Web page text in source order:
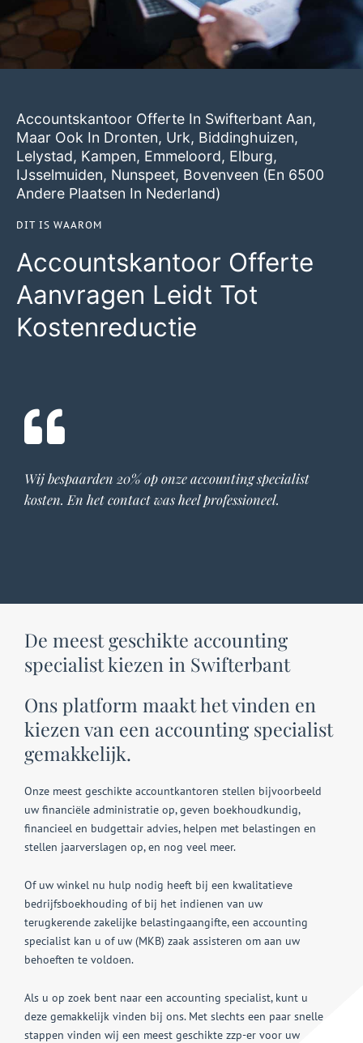
Accountskantoor Offerte In Swifterbant Aan,
Maar Ook In Dronten, Urk, Biddinghuizen,
Lelystad, Kampen, Emmeloord, Elburg,
IJsselmuiden, Nunspeet, Bovenveen (en 6500
Andere Plaatsen In Nederland)
DIT IS WAAROM
Accountskantoor Offerte
Aanvragen Leidt Tot
Kostenreductie
Wij bespaarden 20% op onzeaccounting specialist
kosten. En het contact was heel professioneel.
De meest geschikte accounting
specialist kiezen in Swifterbant
Ons platform maakt het vinden en
kiezen van een accounting specialist
gemakkelijk.
Onze meest geschikte accountkantoren stellen bijvoorbeeld
uw financiële administratie op, geven boekhoudkundig,
financieel en budgettair advies, helpen met belastingen en
stellen jaarverslagen op, en nog veel meer.
Of uw winkel nu hulp nodig heeft bij een kwalitatieve
bedrijfsboekhouding of bij het indienen van uw
terugkerende zakelijke belastingaangifte, een accounting
specialist kan u of uw (MKB) zaak assisteren om aan uw
behoeften te voldoen.
Als u op zoek bent naar een accounting specialist, kunt u
deze gemakkelijk vinden bij ons. Met slechts een paar snelle
stappen vinden wij een meest geschikte zzp-er voor uw